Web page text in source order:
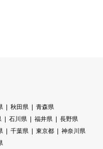
秋田県
青森県
石川県 福井県
長野県
千葉県 東京都
神奈川県